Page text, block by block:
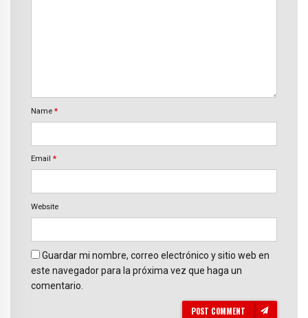
Name *
Email *
Website
Guardar mi nombre, correo electrónico y sitio web en
este navegador para la próxima vez que haga un
comentario.
POST COMMENT